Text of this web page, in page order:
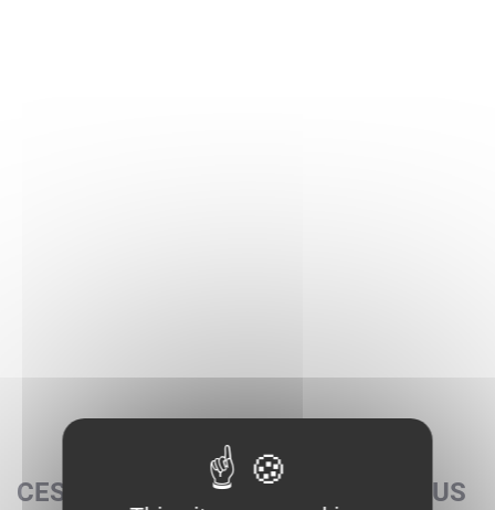
CES SETS POURRAIENT AUSSI VOUS